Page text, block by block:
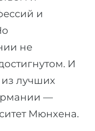
и
не
И
лучших
—
Мюнхена.